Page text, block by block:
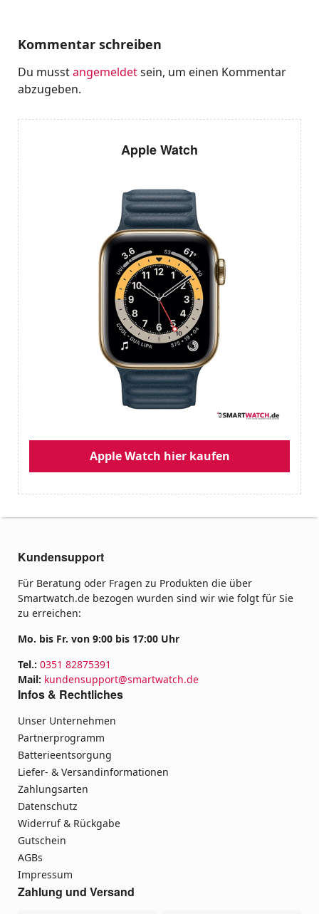
Kommentar schreiben
Du musstangemeldetsein, um einen Kommentar
abzugeben.
Apple Watch
Apple Watch hier kaufen
Kundensupport
Für Beratung oder Fragen zu Produkten die über
Smartwatch.de bezogen wurden sind wir wie folgt für Sie
zu erreichen:
Mo. bis Fr. von 9:00 bis 17:00 Uhr
Tel.: 0351 82875391
Mail: kundensupport@smartwatch.de
Infos & Rechtliches
Unser Unternehmen
Partnerprogramm
Batterieentsorgung
Liefer- & Versandinformationen
Zahlungsarten
Datenschutz
Widerruf & Rückgabe
Gutschein
AGBs
Impressum
Zahlung und Versand